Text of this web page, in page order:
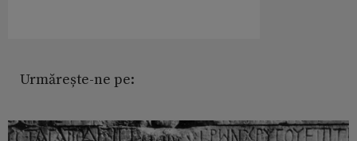
Urmărește-ne pe: